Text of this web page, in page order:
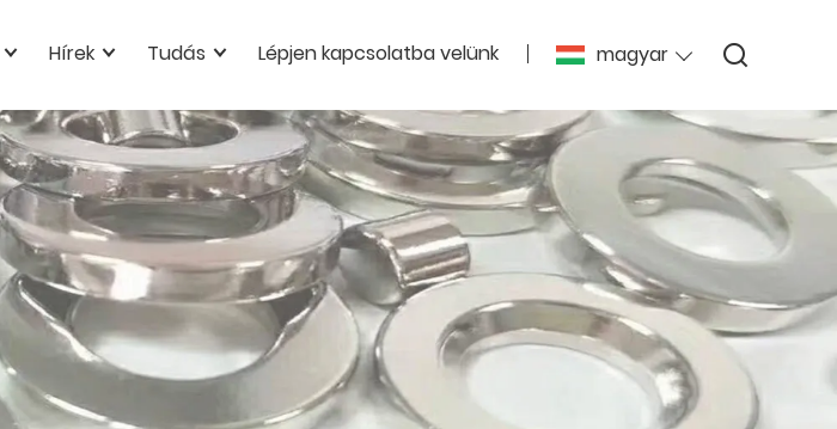
magyar
Hírek Tudás Lépjen kapcsolatba velünk